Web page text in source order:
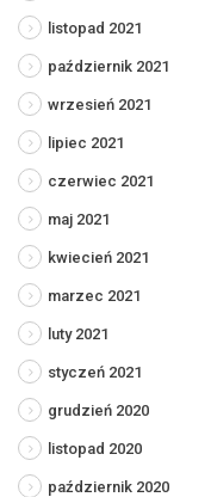
listopad 2021
październik 2021
wrzesień 2021
lipiec 2021
czerwiec 2021
maj 2021
kwiecień 2021
marzec 2021
luty 2021
styczeń 2021
grudzień 2020
listopad 2020
październik 2020